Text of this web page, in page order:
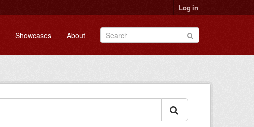
Log in
Showcases About